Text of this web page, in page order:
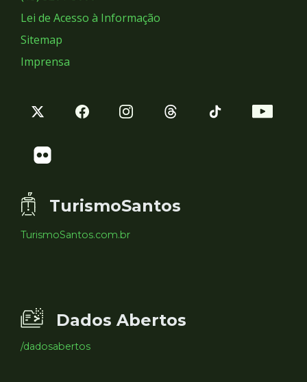
Lei de Acesso à Informação
Sitemap
Imprensa
TurismoSantos
TurismoSantos.com.br
Dados Abertos
/dadosabertos